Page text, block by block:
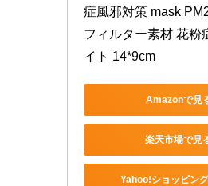
症風邪対策 mask
フィルター素材 花粉
イト 14*9cm
Amazonで見
楽天市場で見
Yahoo!ショッピン